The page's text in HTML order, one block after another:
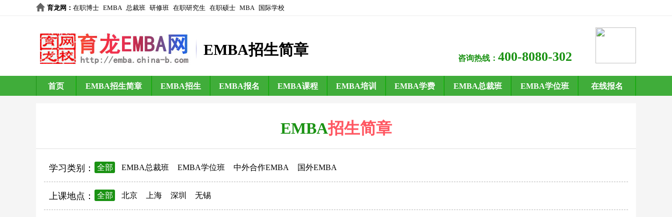
育龙网 ： 在职博士 EMBA 总裁班 研修班 在职研究生 在职硕士 MBA 国际学校
EMBA招生简章
咨询热线： 400-8080-302
首页 EMBA招生简章 EMBA招生 EMBA报名 EMBA课程 EMBA培训 EMBA学费 EMBA总裁班 EMBA学位班 在线报名
EMBA招生简章
学习类别： 全部 EMBA总裁班 EMBA学位班 中外合作EMBA 国外EMBA
上课地点： 全部 北京 上海 深圳 无锡